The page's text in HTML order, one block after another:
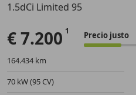
Anterior
1.5dCi Limited 95
€ 7.200 Precio justo
164.434 km
70 kW (95 CV)